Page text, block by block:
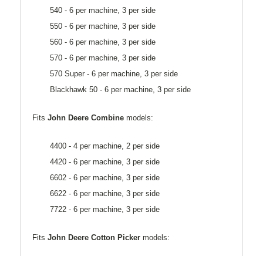
540 - 6 per machine, 3 per side
550 - 6 per machine, 3 per side
560 - 6 per machine, 3 per side
570 - 6 per machine, 3 per side
570 Super - 6 per machine, 3 per side
Blackhawk 50 - 6 per machine, 3 per side
Fits John Deere Combine models:
4400 - 4 per machine, 2 per side
4420 - 6 per machine, 3 per side
6602 - 6 per machine, 3 per side
6622 - 6 per machine, 3 per side
7722 - 6 per machine, 3 per side
Fits John Deere Cotton Picker models: